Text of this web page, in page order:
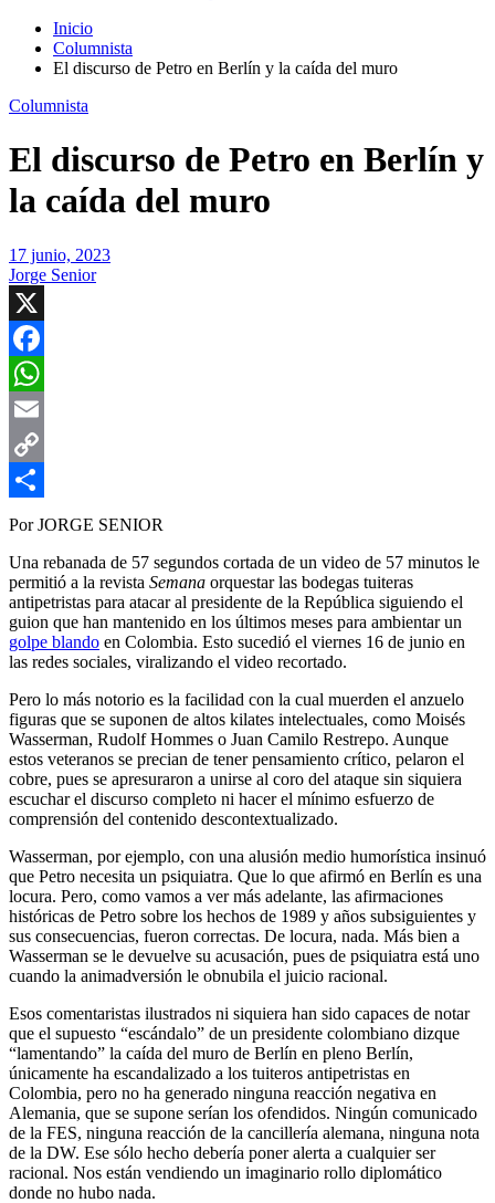
Inicio
Columnista
El discurso de Petro en Berlín y la caída del muro
Columnista
El discurso de Petro en Berlín y
la caída del muro
17 junio, 2023
Jorge Senior
X
Facebook
WhatsApp
Email
Copy
Link
Compartir
Por JORGE SENIOR
Una rebanada de 57 segundos cortada de un video de 57 minutos le
permitió a la revista Semana orquestar las bodegas tuiteras
antipetristas para atacar al presidente de la República siguiendo el
guion que han mantenido en los últimos meses para ambientar un
golpe blando en Colombia. Esto sucedió el viernes 16 de junio en
las redes sociales, viralizando el video recortado.
Pero lo más notorio es la facilidad con la cual muerden el anzuelo
figuras que se suponen de altos kilates intelectuales, como Moisés
Wasserman, Rudolf Hommes o Juan Camilo Restrepo. Aunque
estos veteranos se precian de tener pensamiento crítico, pelaron el
cobre, pues se apresuraron a unirse al coro del ataque sin siquiera
escuchar el discurso completo ni hacer el mínimo esfuerzo de
comprensión del contenido descontextualizado.
Wasserman, por ejemplo, con una alusión medio humorística insinuó
que Petro necesita un psiquiatra. Que lo que afirmó en Berlín es una
locura. Pero, como vamos a ver más adelante, las afirmaciones
históricas de Petro sobre los hechos de 1989 y años subsiguientes y
sus consecuencias, fueron correctas. De locura, nada. Más bien a
Wasserman se le devuelve su acusación, pues de psiquiatra está uno
cuando la animadversión le obnubila el juicio racional.
Esos comentaristas ilustrados ni siquiera han sido capaces de notar
que el supuesto “escándalo” de un presidente colombiano dizque
“lamentando” la caída del muro de Berlín en pleno Berlín,
únicamente ha escandalizado a los tuiteros antipetristas en
Colombia, pero no ha generado ninguna reacción negativa en
Alemania, que se supone serían los ofendidos. Ningún comunicado
de la FES, ninguna reacción de la cancillería alemana, ninguna nota
de la DW. Ese sólo hecho debería poner alerta a cualquier ser
racional. Nos están vendiendo un imaginario rollo diplomático
donde no hubo nada.